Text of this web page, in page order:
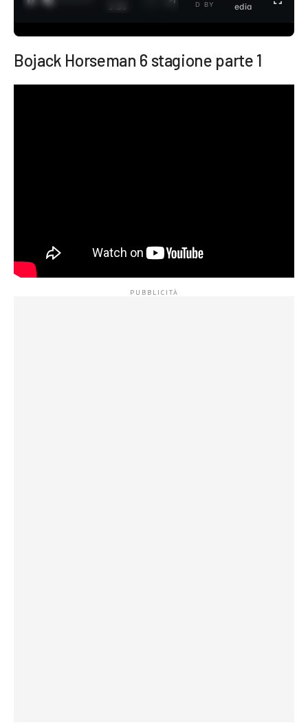
3:35
D BY
edia
Bojack Horseman 6 stagione parte 1